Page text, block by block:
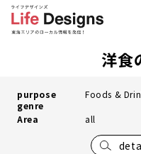
洋食
purpose
genre
Foods &
Area all